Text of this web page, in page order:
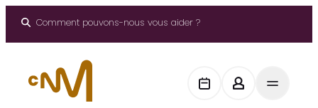
Comment pouvons-nous vous aider ?